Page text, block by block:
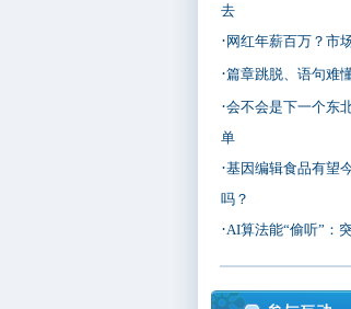
去
·网红年薪百万？市
·篇章跳脱、语句难
·会不会是下一个东
单
·基因编辑食品有望
吗？
·AI算法能“偷听”：